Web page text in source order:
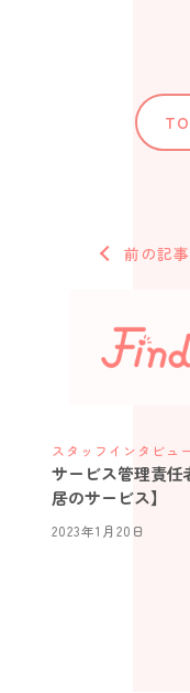
前の記事
スタッフインタビュ
サービス管理責任
居のサービス】
2023年1月20日